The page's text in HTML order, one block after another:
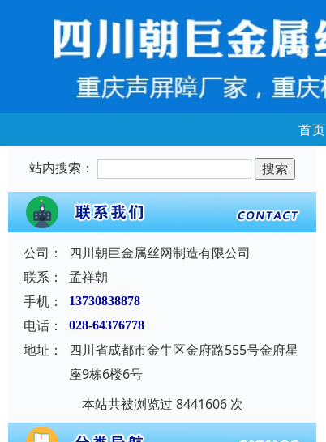
首页
站内搜索：
公司：
四川朝巨金属丝网制造有限公司
联系：
孟祥朝
手机：
13730838878
电话： 028-64376778
地址：
四川省成都市金牛区金府路555号金府星
座9栋6楼6号
本站共被浏览过 8441606 次